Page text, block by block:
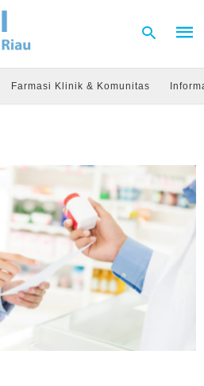
and
hit
Farmasi Klinik & Komunitas